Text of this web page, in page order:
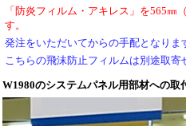
「防炎フィルム・アキレス」を565
す。
発注をいただいてからの手配となり
こちらの飛沫防止フィルムは別途取寄
W1980のシステムパネル用部材への取